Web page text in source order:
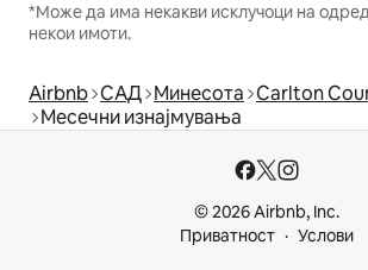
*Може да има некакви исклучоци на
некои имоти.
Airbnb САД Минесота Carlton
Месечни изнајмувања
© 2026 Airbnb, Inc.
Приватност
Услови